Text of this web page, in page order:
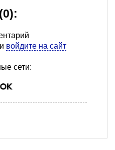
войдите на сайт
сети: